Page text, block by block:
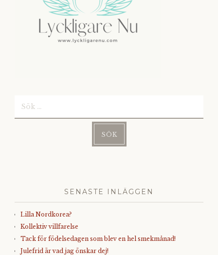
SENASTE INLÄGGEN
Lilla Nordkorea?
Kollektiv villfarelse
Tack för födelsedagen som blev en hel smekmånad!
Julefrid är vad jag önskar dej!